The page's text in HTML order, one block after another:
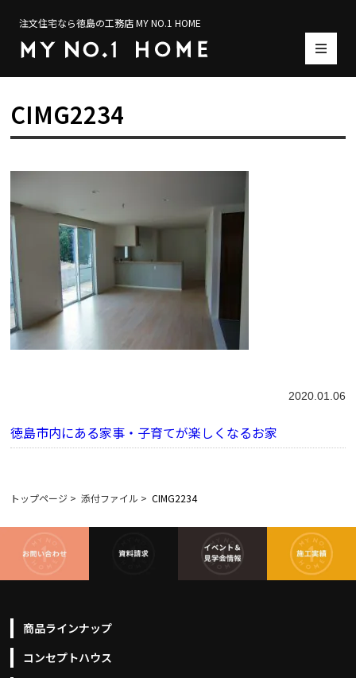
注文住宅なら徳島の工務店 MY NO.1 HOME
CIMG2234
2020.01.06
徳島市内にある家事・子育てが楽しくなるお家
トップページ > 添付ファイル > CIMG2234
商品ラインナップ
コンセプトハウス